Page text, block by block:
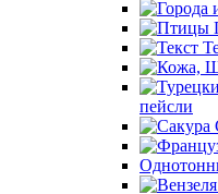
пейсли